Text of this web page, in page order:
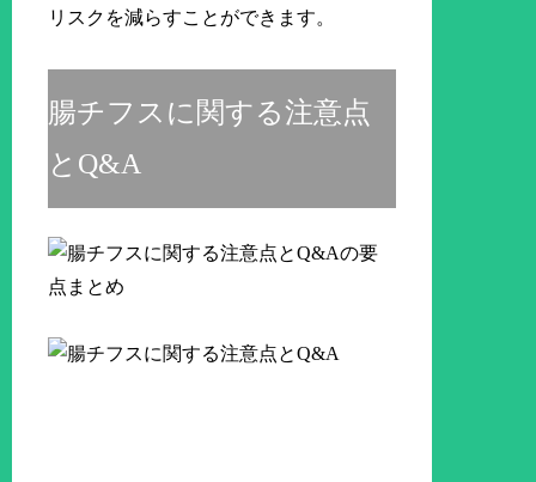
リスクを減らすことができます。
腸チフスに関する注意点
とQ&A